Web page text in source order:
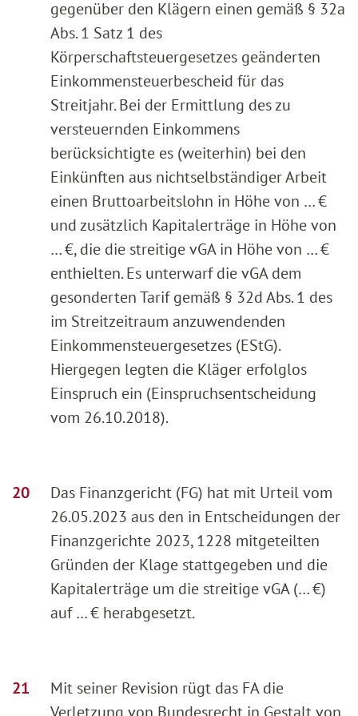
gegenüber den Klägern einen gemäß § 32a
Abs. 1 Satz 1 des
Körperschaftsteuergesetzes geänderten
Einkommensteuerbescheid für das
Streitjahr. Bei der Ermittlung des zu
versteuernden Einkommens
berücksichtigte es (weiterhin) bei den
Einkünften aus nichtselbständiger Arbeit
einen Bruttoarbeitslohn in Höhe von … €
und zusätzlich Kapitalerträge in Höhe von
… €, die die streitige vGA in Höhe von … €
enthielten. Es unterwarf die vGA dem
gesonderten Tarif gemäß § 32d Abs. 1 des
im Streitzeitraum anzuwendenden
Einkommensteuergesetzes (EStG).
Hiergegen legten die Kläger erfolglos
Einspruch ein (Einspruchsentscheidung
vom 26.10.2018).
Das Finanzgericht (FG) hat mit Urteil vom
26.05.2023 aus den in Entscheidungen der
Finanzgerichte 2023, 1228 mitgeteilten
Gründen der Klage stattgegeben und die
Kapitalerträge um die streitige vGA (… €)
auf … € herabgesetzt.
Mit seiner Revision rügt das FA die